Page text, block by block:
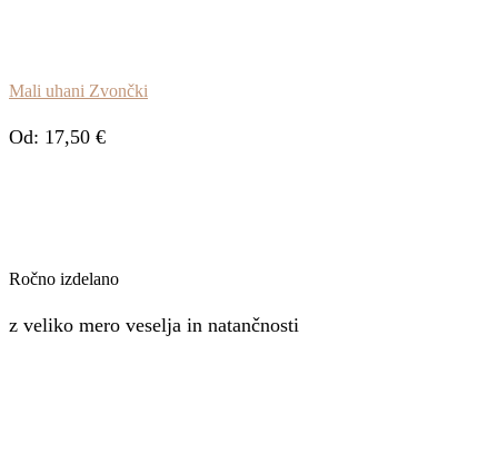
Mali uhani Zvončki
Od: 17,50 €
Ročno izdelano
z veliko mero veselja in natančnosti